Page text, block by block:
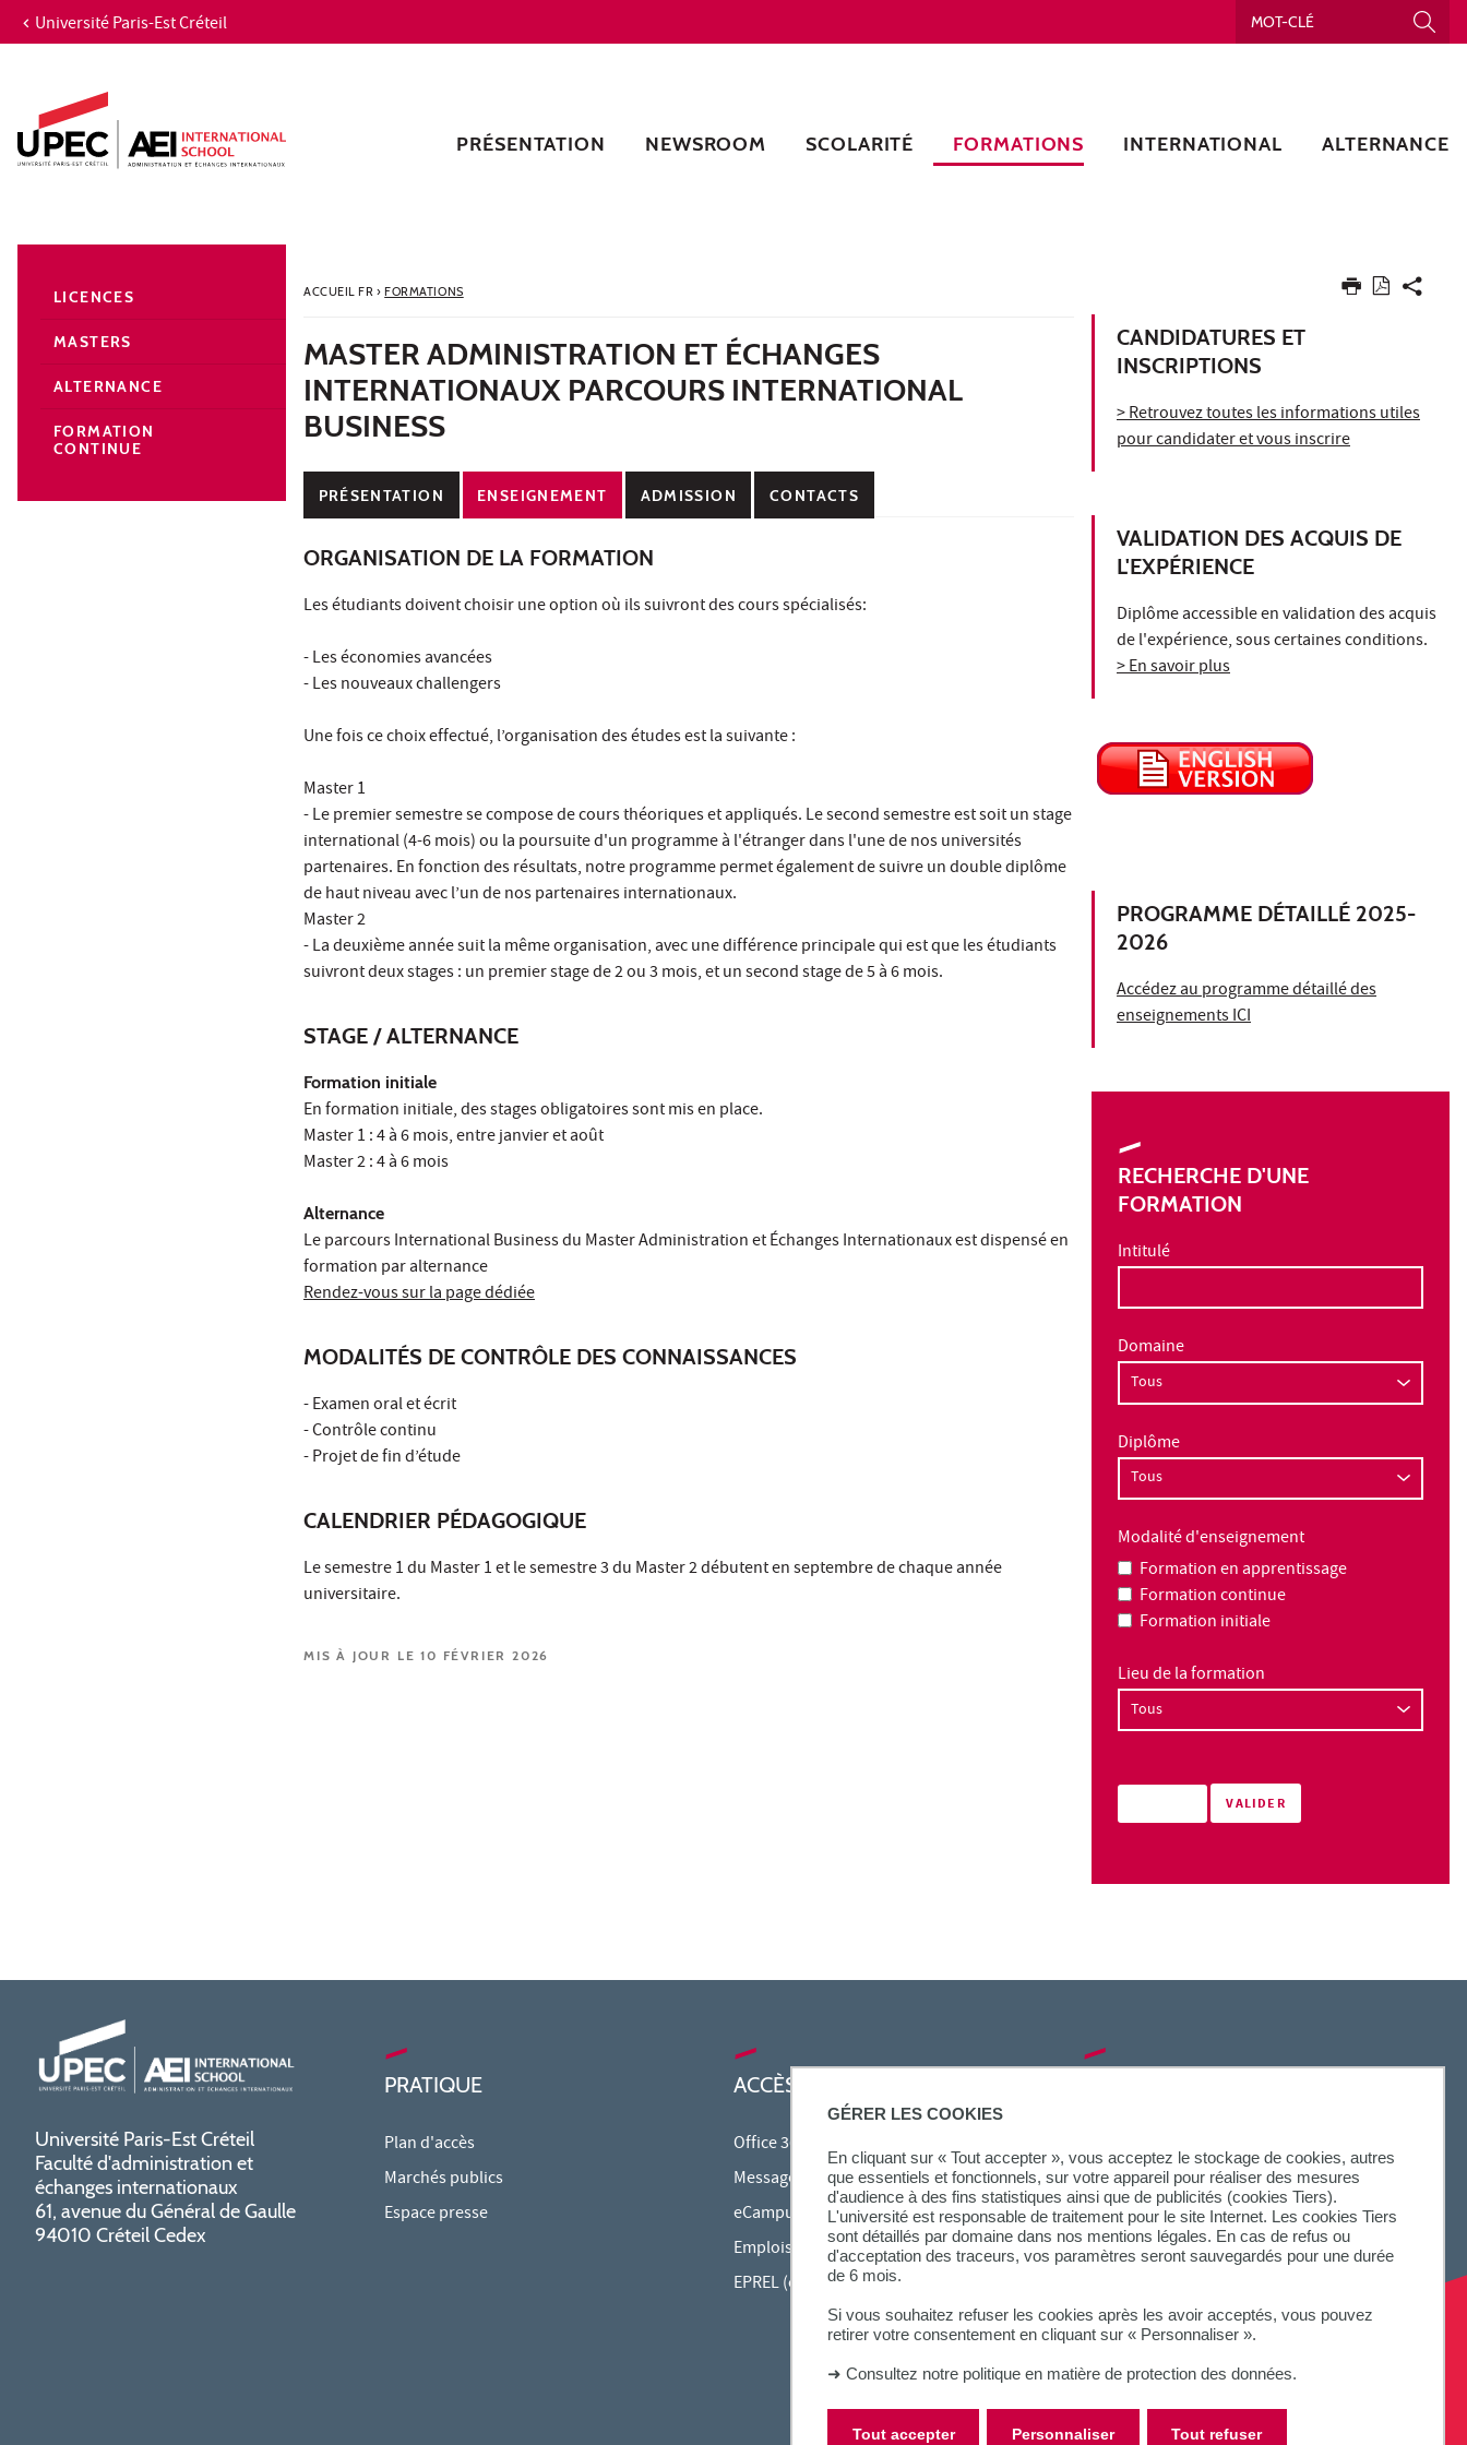
GÉRER LES COOKIES
En cliquant sur « Tout accepter », vous acceptez le stockage de cookies, autres
que essentiels et fonctionnels, sur votre appareil pour réaliser des mesures
d'audience à des fins statistiques ainsi que de publicités (cookies Tiers).
L'université est responsable de traitement pour le site Internet. Les cookies Tiers
sont détaillés par domaine dans nos mentions légales. En cas de refus ou
d'acceptation des traceurs, vos paramètres seront sauvegardés pour une durée
de 6 mois.
Si vous souhaitez refuser les cookies après les avoir acceptés, vous pouvez
retirer votre consentement en cliquant sur « Personnaliser ».
➜ Consultez notre politique en matière de protection des données.
Tout accepter Tout refuser
Personnaliser
Aller au contenu
Recherche
Navigation secondaire
Université Paris-Est Créteil
PRÉSENTATION NEWSROOM SCOLARITÉ FORMATIONS INTERNATIONAL ALTERNANCE
ACCUEIL FR› FORMATIONS
MASTER ADMINISTRATION ET ÉCHANGES
INTERNATIONAUX PARCOURS INTERNATIONAL
BUSINESS
PRÉSENTATION ENSEIGNEMENT ADMISSION CONTACTS
ORGANISATION DE LA FORMATION
Les étudiants doivent choisir une option où ils suivront des cours spécialisés:
- Les économies avancées
- Les nouveaux challengers
Une fois ce choix effectué, l’organisation des études est la suivante :
Master 1
- Le premier semestre se compose de cours théoriques et appliqués. Le second semestre est soit un stage
international (4-6 mois) ou la poursuite d'un programme à l'étranger dans l'une de nos universités
partenaires. En fonction des résultats, notre programme permet également de suivre un double diplôme
de haut niveau avec l’un de nos partenaires internationaux.
Master 2
- La deuxième année suit la même organisation, avec une différence principale qui est que les étudiants
suivront deux stages : un premier stage de 2 ou 3 mois, et un second stage de 5 à 6 mois.
STAGE / ALTERNANCE
Formation initiale
En formation initiale, des stages obligatoires sont mis en place.
Master 1 : 4 à 6 mois, entre janvier et août
Master 2 : 4 à 6 mois
Alternance
Le parcours International Business du Master Administration et Échanges Internationaux est dispensé en
formation par alternance
Rendez-vous sur la page dédiée
MODALITÉS DE CONTRÔLE DES CONNAISSANCES
- Examen oral et écrit
- Contrôle continu
- Projet de fin d’étude
CALENDRIER PÉDAGOGIQUE
Le semestre 1 du Master 1 et le semestre 3 du Master 2 débutent en septembre de chaque année
universitaire.
MIS À JOUR LE 10 FÉVRIER 2026
CANDIDATURES ET
INSCRIPTIONS
> Retrouvez toutes les informations utiles
pour candidater et vous inscrire
VALIDATION DES ACQUIS DE
L'EXPÉRIENCE
Diplôme accessible en validation des acquis
de l'expérience, sous certaines conditions.
> En savoir plus
PROGRAMME DÉTAILLÉ 2025-
2026
Accédez au programme détaillé des
enseignements ICI
RECHERCHE D'UNE
FORMATION
Intitulé
Domaine
Diplôme
Modalité d'enseignement
Formation en apprentissage
Formation continue
Formation initiale
Lieu de la formation
LICENCES
MASTERS
ALTERNANCE
FORMATION
CONTINUE
Université Paris-Est Créteil
Faculté d'administration et
échanges internationaux
61, avenue du Général de Gaulle
94010 Créteil Cedex
PRATIQUE
Plan d'accès
Marchés publics
Espace presse
ACCÈS RAPIDES
Office 365
Messagerie étudiante
eCampus
Emplois du temps en ligne (ADE)
EPREL (cours en ligne)